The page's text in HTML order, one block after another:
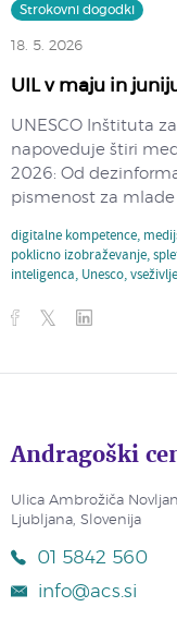
Strokovni dogodki
18. 5. 2026
UIL v maju in
UNESCO Inštituta
napoveduje štiri
2026: Od
pismenost za mlade
digitalne kompetence,
poklicno izobraževanje,
inteligenca, Unesco,
Andragoški
Ulica Ambrožiča
Ljubljana, Slovenija
01 5842 560
info@acs.si